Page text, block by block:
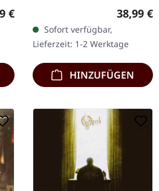
In
Preis:
€
Music. Gelbes 180g Vinyl
Limitiert auf 300
Exemplare. Hier begann…
38,99 €
Sofort verfügbar,
Lieferzeit: 1-2 Werktage
HINZUFÜGEN